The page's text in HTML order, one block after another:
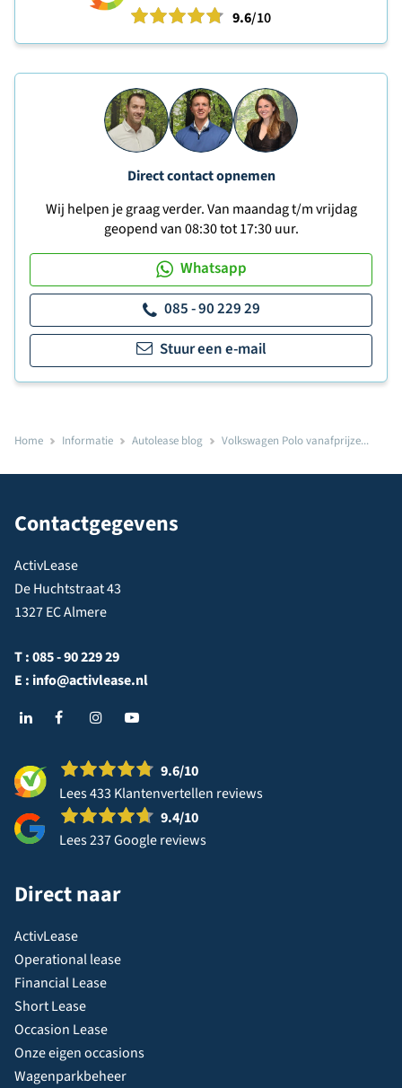
9.6/10
Direct contact opnemen
Wij helpen je graag verder. Van maandag t/m vrijdag
geopend van 08:30 tot 17:30 uur.
Whatsapp
085 - 90 229 29
Stuur een e-mail
Home Informatie Autolease blog Volkswagen Polo vanafprijze...
Contactgegevens
ActivLease
De Huchtstraat 43
1327 EC Almere
T :085 - 90 229 29
E : info@activlease.nl
9.6/10
Lees 433 Klantenvertellen reviews
9.4/10
Lees 237 Google reviews
Direct naar
ActivLease
Operational lease
Financial Lease
Short Lease
Occasion Lease
Onze eigen occasions
Wagenparkbeheer